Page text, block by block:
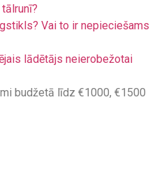
Vai to ir nepieciešams
lādētājs neierobežotai
budžetā līdz €1000, €1500